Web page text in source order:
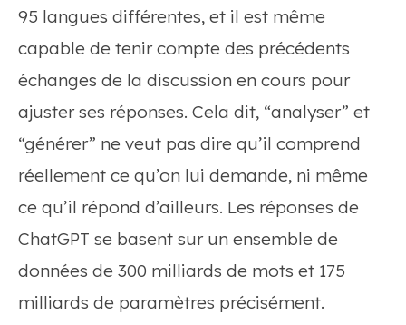
95 langues différentes, et il est même
capable de tenir compte des précédents
échanges de la discussion en cours pour
ajuster ses réponses. Cela dit, “analyser” et
“générer” ne veut pas dire qu’il comprend
réellement ce qu’on lui demande, ni même
ce qu’il répond d’ailleurs. Les réponses de
ChatGPT se basent sur un ensemble de
données de 300 milliards de mots et 175
milliards de paramètres précisément.